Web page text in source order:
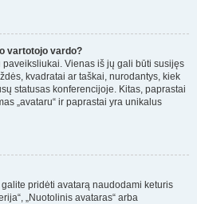
vartotojo vardo?
Vienas iš jų gali būti susijęs
kvadratai ar taškai, nurodantys, kiek
statusas konferencijoje. Kitas, paprastai
„avataru“ ir paprastai yra unikalus
pridėti avatarą naudodami keturis
„Nuotolinis avataras“ arba